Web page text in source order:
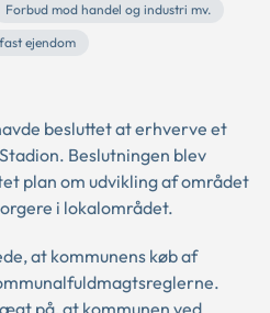
Forbud mod handel og industri mv.
ejendom
besluttet at erhverve et
Beslutningen blev
plan om udvikling af området
i lokalområdet.
at kommunens køb af
på, at kommunen ved